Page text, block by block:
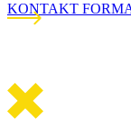
KONTAKT